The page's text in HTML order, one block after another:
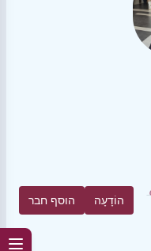
הוסף חבר הוֹדָעָה